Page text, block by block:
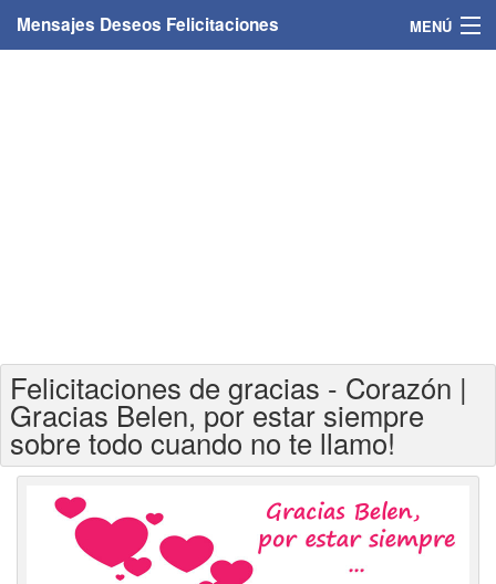
Mensajes Deseos Felicitaciones MENÚ
Felicitaciones para años
Felicitaciones días de la semana
Felicitaciones días del año
Felicitaciones musicales
Felicitaciones de gracias - Corazón |
Gracias Belen, por estar siempre
sobre todo cuando no te llamo!